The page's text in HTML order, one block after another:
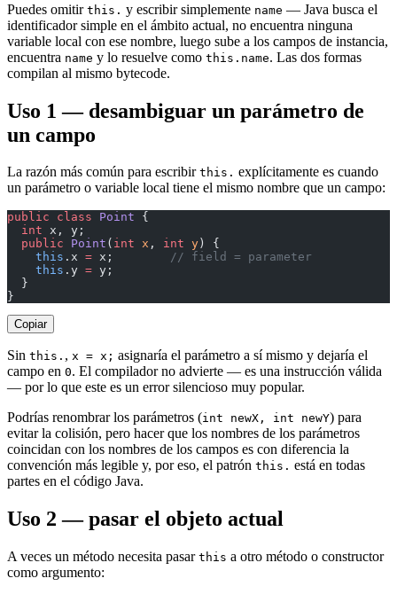
Puedes omitir this. y escribir simplemente name — Java busca el
identificador simple en el ámbito actual, no encuentra ninguna
variable local con ese nombre, luego sube a los campos de instancia,
encuentra name y lo resuelve como this.name. Las dos formas
compilan al mismo bytecode.
Uso 1 — desambiguar un parámetro de
un campo
La razón más común para escribir this. explícitamente es cuando
un parámetro o variable local tiene el mismo nombre que un campo:
public class Point {
  int
x, y;
  public
Point ( int x , int y ) {
    this
.x = x;
// field = parameter
    this
.y = y;
  }
}
Copiar
Sin this. , x = x; asignaría el parámetro a sí mismo y dejaría el
campo en 0. El compilador no advierte — es una instrucción válida
— por lo que este es un error silencioso muy popular.
Podrías renombrar los parámetros (int newX, int newY) para
evitar la colisión, pero hacer que los nombres de los parámetros
coincidan con los nombres de los campos es con diferencia la
convención más legible y, por eso, el patrón this. está en todas
partes en el código Java.
Uso 2 — pasar el objeto actual
A veces un método necesita pasar this a otro método o constructor
como argumento: